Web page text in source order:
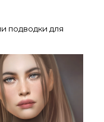
подводки для